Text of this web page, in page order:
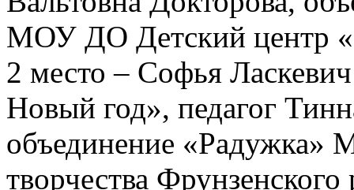
МОУ ДО Детский центр
2 место – Софья
Новый год», педагог
объединение
творчества Фрунзенского